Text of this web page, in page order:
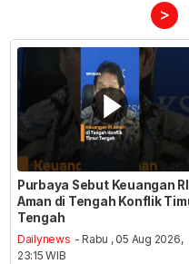
>
Purbaya Sebut Keuangan RI
Aman di Tengah Konflik
Tengah
Dailynews - Rabu , 05 Aug 2026,
23:15 WIB